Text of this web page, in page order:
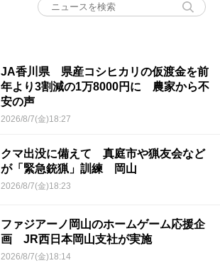
JA香川県 県産コシヒカリの仮渡金を前
年より3割減の1万8000円に 農家から不
安の声
2026/8/7(金)18:27
クマ出没に備えて 真庭市や猟友会など
が「緊急銃猟」訓練 岡山
2026/8/7(金)18:23
ファジアーノ岡山のホームゲーム応援企
画 JR西日本岡山支社が実施
2026/8/7(金)18:14